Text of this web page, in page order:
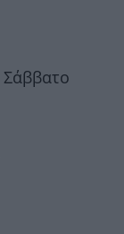
Σάββατο